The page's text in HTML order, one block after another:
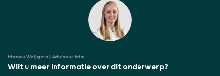
Manou Weijgers | Adviseur btw
Wilt u meer informatie over dit onderwerp?